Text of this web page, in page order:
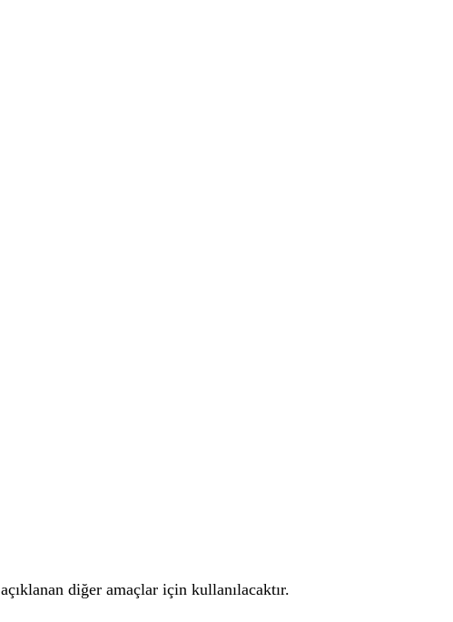
açıklanan diğer amaçlar için kullanılacaktır.